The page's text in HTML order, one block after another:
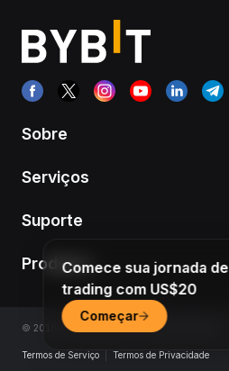
Sobre
Serviços
Suporte
Produtos
© 2018-2026 Bybit.com. All rights reserved.
Termos de Serviço Termos de Privacidade
Comece sua jornada de
trading com US$20
Começar